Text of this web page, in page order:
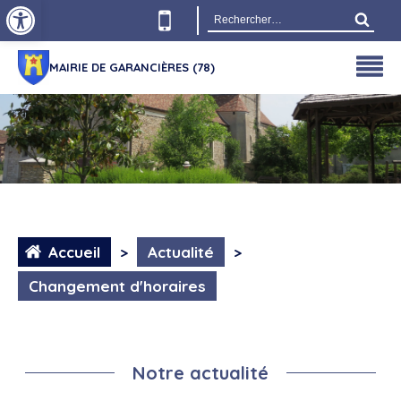
Rechercher :
MAIRIE DE GARANCIÈRES (78)
Accueil > Actualité
>
Changement d'horaires
Notre actualité